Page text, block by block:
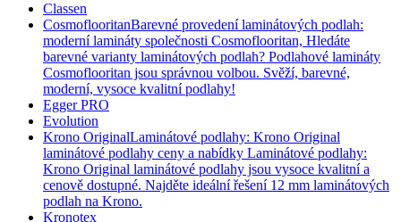
Classen
CosmoflooritanBarevné provedení laminátových podlah:
moderní lamináty společnosti Cosmoflooritan, Hledáte
barevné varianty laminátových podlah? Podlahové lamináty
Cosmoflooritan jsou správnou volbou. Svěží, barevné,
moderní, vysoce kvalitní podlahy!
Egger PRO
Evolution
Krono OriginalLaminátové podlahy: Krono Original
laminátové podlahy ceny a nabídky Laminátové podlahy:
Krono Original laminátové podlahy jsou vysoce kvalitní a
cenově dostupné. Najděte ideální řešení 12 mm laminátových
podlah na Krono.
Kronotex